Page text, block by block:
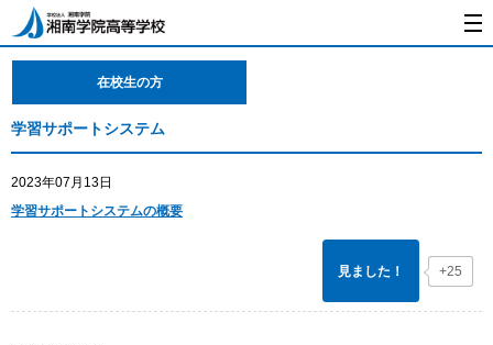
学習サポートシステム
2023年07月13日
学習サポートシステムの概要
見ました！ +25
在校生の方